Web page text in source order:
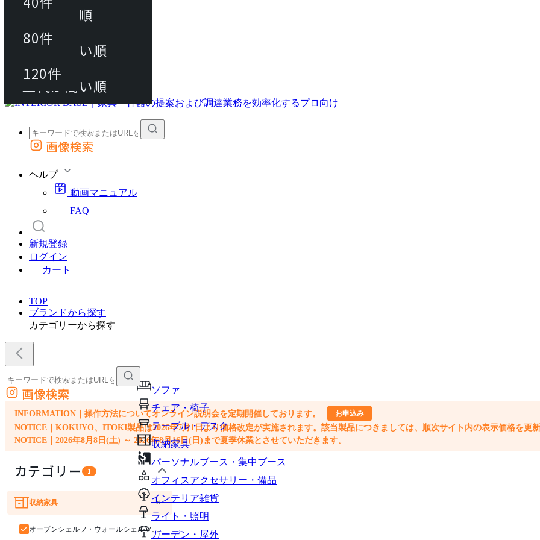
動画マニュアル
FAQ
カート
外部サイトの商品をカートに追加
画像検索
ヘルプ
動画マニュアル
FAQ
新規登録
ログイン
カート
TOP
ブランドから探す
カテゴリーから探す
ソファ
チェア・椅子
テーブル・デスク
収納家具
パーソナルブース・集中ブース
オフィスアクセサリー・備品
インテリア雑貨
ライト・照明
ガーデン・屋外
外部サイトの商品をカートに追加
他のサイトで見つけた商品ページのURLを貼り付けて、カートに追加できます
画像検索
INFORMATION｜操作方法についてオンライン説明会を定期開催しております。 お申込み
NOTICE｜KOKUYO、ITOKI製品は2026年7月1日より価格改定が実施されます。該当製品につきましては、順次サイト内の表示価格を更新
NOTICE｜2026年8月8日(土) ～ 2026年8月16日(日)まで夏季休業とさせていただきます。
カテゴリー 1
ソファ
チェア・椅子
テーブル・デスク
収納家具 ×
オープンシェルフ・ウォールシェルフ・ラック
80件
120件
おすすめ順
上代が安い順
上代が高い順
80件
120件